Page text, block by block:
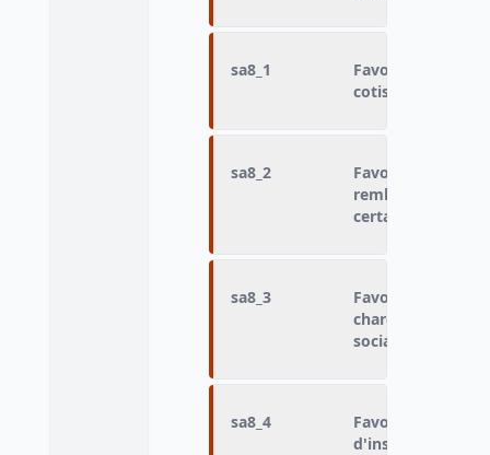
sa8_1
Favorable ou
cotisations
sa8_2
Favorable ou
remboursement
certaines
sa8_3
Favorable ou
charge des
sociale
sa8_4
Favorable ou
d'installation des